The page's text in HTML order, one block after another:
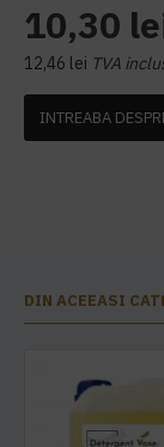
10,30
12,46 lei TVA
INTREABA
DIN ACEEASI